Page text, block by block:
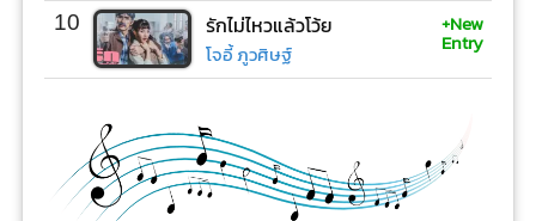
10 รักไม่ไหวแล้วโว้ย
โจอี้ ภูวศิษฐ์
+New
Entry